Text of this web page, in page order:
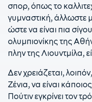
σπορ, όπως το
γυμναστική, άλλωστε
ώστε να είναι πια
ολυμπιονίκης της
πλην της Λιουντμίλα,
Δεν χρειάζεται,
Ζένια, να είναι
Πούτιν εγκρίνει τον